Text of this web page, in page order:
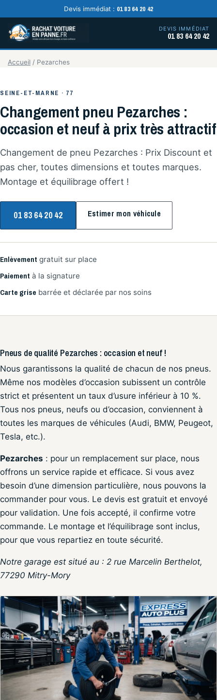
Devis immédiat : 01 83 64 20 42
DEVIS IMMÉDIAT
01 83 64 20 42
Accueil / Pezarches
SEINE-ET-MARNE · 77
Changement pneu Pezarches :
occasion et neuf à prix très attractif
Changement de pneu Pezarches : Prix Discount et
pas cher, toutes dimensions et toutes marques.
Montage et équilibrage offert !
01 83 64 20 42 Estimer mon véhicule
Enlèvement gratuit sur place
Paiement à la signature
Carte grise barrée et déclarée par nos soins
Pneus de qualité Pezarches : occasion et neuf !
Nous garantissons la qualité de chacun de nos pneus.
Même nos modèles d’occasion subissent un contrôle
strict et présentent un taux d’usure inférieur à 10 %.
Tous nos pneus, neufs ou d’occasion, conviennent à
toutes les marques de véhicules (Audi, BMW, Peugeot,
Tesla, etc.).
Pezarches : pour un remplacement sur place, nous
offrons un service rapide et efficace. Si vous avez
besoin d’une dimension particulière, nous pouvons la
commander pour vous. Le devis est gratuit et envoyé
pour validation. Une fois accepté, il confirme votre
commande. Le montage et l’équilibrage sont inclus,
pour que vous repartiez en toute sécurité.
Notre garage est situé au : 2 rue Marcelin Berthelot,
77290 Mitry-Mory